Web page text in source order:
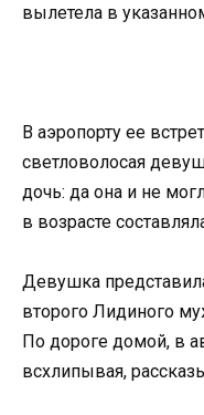
вылетела в
В аэропорту ее
светловолосая
дочь: да она и не
в возрасте
Девушка
второго Лидиного
По дороге домой, в
всхлипывая,